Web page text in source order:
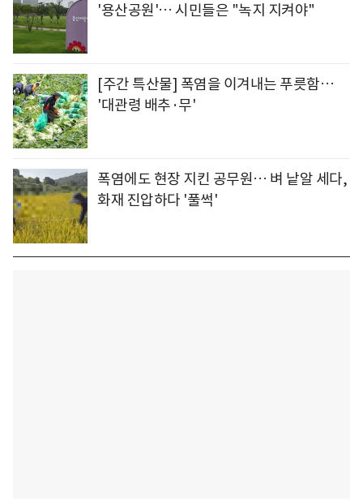
'용산공원'… 시민들은 "녹지 지켜야"
[주간 특산물] 폭염을 이겨내는 푸릇함…
'대관령 배추·무'
폭염에도 현장 지킨 공무원… 벼 낱알 세다,
화재 진압하다 '풀썩'